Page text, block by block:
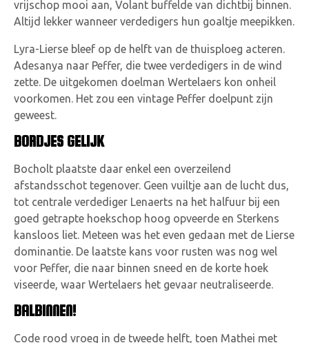
vrijschop mooi aan, Volant buffelde van dichtbij binnen.
Altijd lekker wanneer verdedigers hun goaltje meepikken.
Lyra-Lierse bleef op de helft van de thuisploeg acteren.
Adesanya naar Peffer, die twee verdedigers in de wind
zette. De uitgekomen doelman Wertelaers kon onheil
voorkomen. Het zou een vintage Peffer doelpunt zijn
geweest.
BORDJES GELIJK
Bocholt plaatste daar enkel een overzeilend
afstandsschot tegenover. Geen vuiltje aan de lucht dus,
tot centrale verdediger Lenaerts na het halfuur bij een
goed getrapte hoekschop hoog opveerde en Sterkens
kansloos liet. Meteen was het even gedaan met de Lierse
dominantie. De laatste kans voor rusten was nog wel
voor Peffer, die naar binnen sneed en de korte hoek
viseerde, waar Wertelaers het gevaar neutraliseerde.
BALBINNEN!
Code rood vroeg in de tweede helft, toen Mathei met